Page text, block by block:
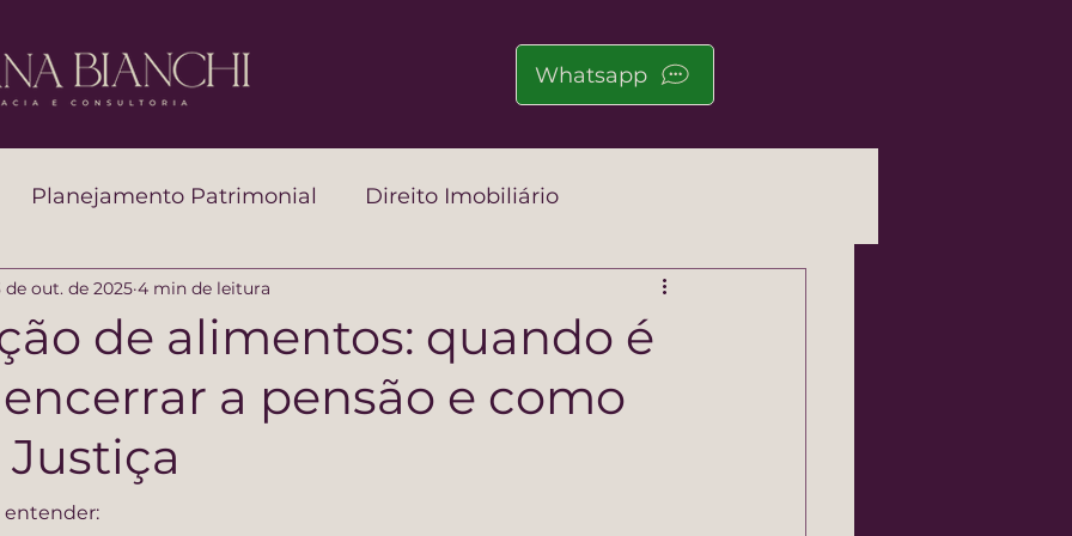
Whatsapp
Planejamento Patrimonial Direito Imobiliário
Patrimonial
de alimentos: quando é
a pensão e como
de out. de 2025 4 min de leitura
entender: